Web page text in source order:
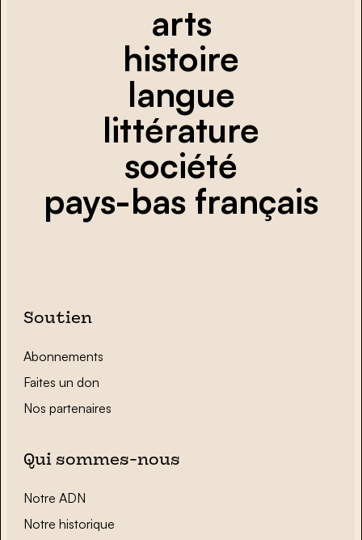
arts
histoire
langue
littérature
société
pays-bas français
Soutien
Abonnements
Faites un don
Nos partenaires
Qui sommes-nous
Notre ADN
Notre historique